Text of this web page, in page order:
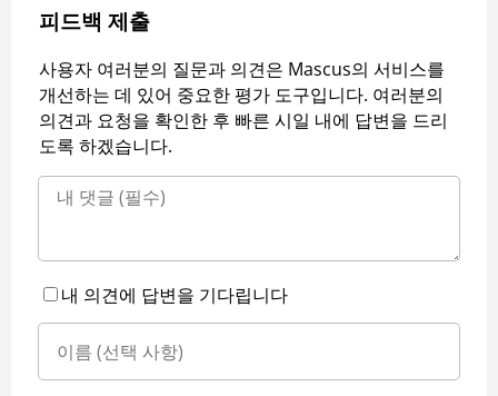
피드백 제출
사용자 여러분의 질문과 의견은 Mascus의 서비스를
개선하는 데 있어 중요한 평가 도구입니다. 여러분의
의견과 요청을 확인한 후 빠른 시일 내에 답변을 드리
도록 하겠습니다.
내 의견에 답변을 기다립니다